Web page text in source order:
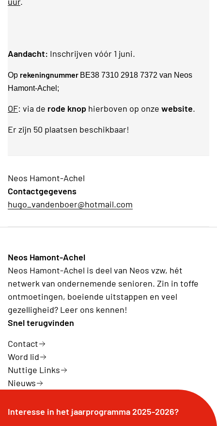
Aandacht: Inschrijven vóór 1 juni.
Op rekeningnummer BE38 7310 2918 7372 van Neos
Hamont-Achel;
OF: via de rode knop hierboven op onze website.
Er zijn 50 plaatsen beschikbaar!
Neos Hamont-Achel
Contactgegevens
hugo_vandenboer@hotmail.com
Neos Hamont-Achel
Neos Hamont-Achel is deel van Neos vzw, hét
netwerk van ondernemende senioren. Zin in toffe
ontmoetingen, boeiende uitstappen en veel
gezelligheid? Leer ons kennen!
Snel terugvinden
Contact
Word lid
Nuttige Links
Nieuws
Interesse in het jaarprogramma 2025-2026?